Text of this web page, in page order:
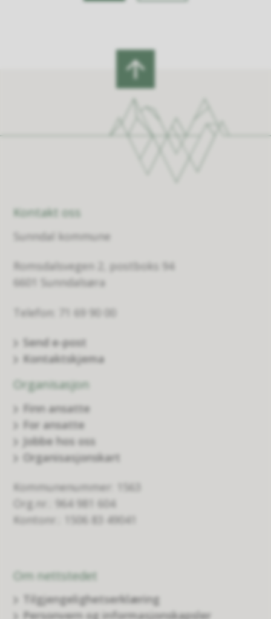
Kontakt oss
Sunndal kommune
Romsdalsvegen 2, postboks 94
6601 Sunndalsøra
Telefon: 71 69 90 00
Send e-post
Kontaktskjema
Organisasjon
Finn ansatte
For ansatte
Jobbe hos oss
Organisasjonskart
Kommunenummer: 1563
Org.nr.: 964 981 604
Kontonr.: 1506 83 49041
Om nettstedet
Tilgjengelighetserklæring
Personvern og informasjonskapsler